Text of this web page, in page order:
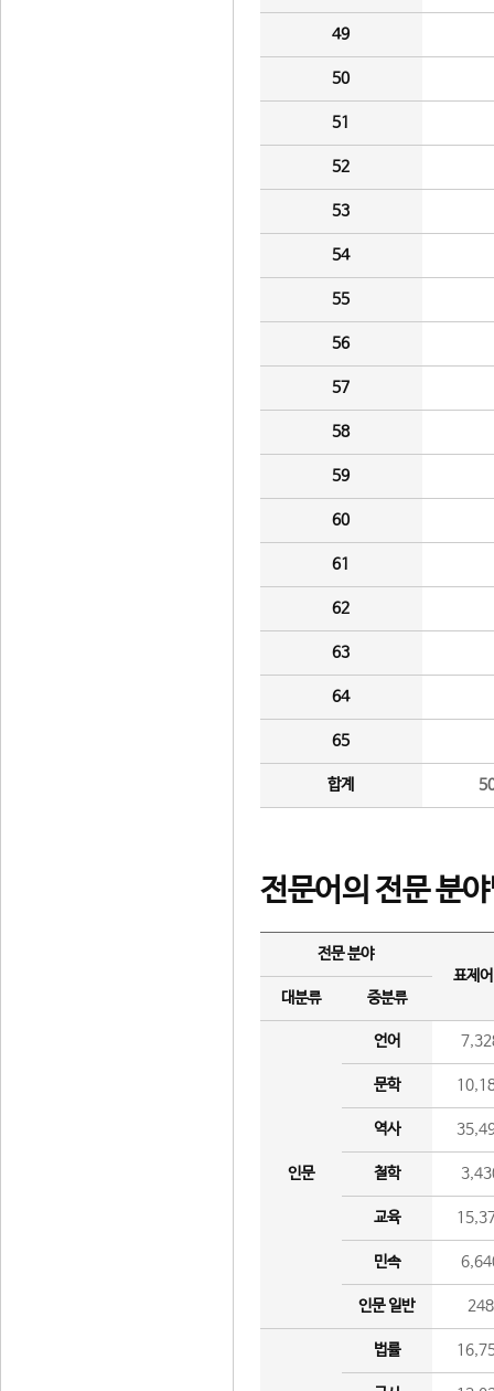
49
50
51
52
53
54
55
56
57
58
59
60
61
62
63
64
65
합계
전문어의 전문 분
전문 분야
표제
대분류
중분류
인문
언어
문학
역사
철학
교육
민속
인문 일반 248
법률